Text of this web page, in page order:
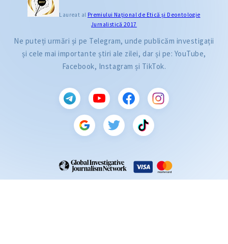
Laureat al Premiului Naţional de Etică și Deontologie
Jurnalistică 2017
Ne puteți urmări și pe Telegram, unde publicăm investigații
și cele mai importante știri ale zilei, dar și pe: YouTube,
Facebook, Instagram și TikTok.